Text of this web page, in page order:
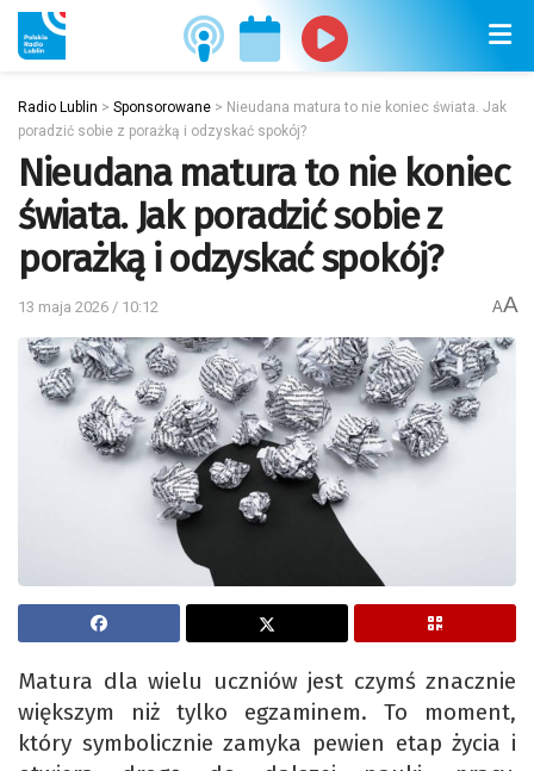
Radio Lublin > Sponsorowane > Nieudana matura to nie koniec świata. Jak
poradzić sobie z porażką i odzyskać spokój?
Nieudana matura to nie koniec
świata. Jak poradzić sobie z
porażką i odzyskać spokój?
13 maja 2026 / 10:12 AA
Matura dla wielu uczniów jest czymś znacznie
większym niż tylko egzaminem. To moment,
który symbolicznie zamyka pewien etap życia i